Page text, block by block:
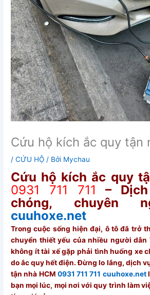
Cứu hộ kích ắc quy tận
/CỨU HỘ / Bởi Mychau
Cứu hộ kích ắc quy
0931 711 711
–
chóng, chuyên
cuuhoxe.net
Trong cuộc sống hiện đại, ô tô đã trở
chuyển thiết yếu của nhiều người dân
không ít tài xế gặp phải tình huống xe
do ắc quy hết điện. Đừng lo lắng, dịch
tận nhà HCM 0931 711 711 cuuhoxe.net
bạn mọi lúc, mọi nơi với quy trình làm